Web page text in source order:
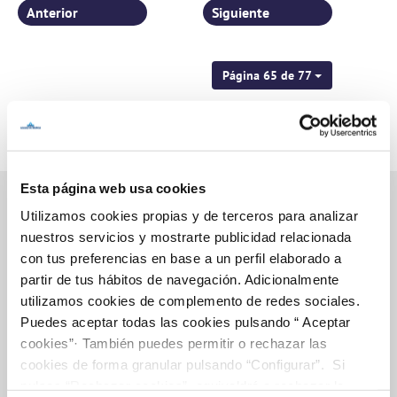
Esta página web usa cookies
Utilizamos cookies propias y de terceros para analizar
nuestros servicios y mostrarte publicidad relacionada
con tus preferencias en base a un perfil elaborado a
partir de tus hábitos de navegación. Adicionalmente
utilizamos cookies de complemento de redes sociales.
Puedes aceptar todas las cookies pulsando “ Aceptar
cookies”· También puedes permitir o rechazar las
cookies de forma granular pulsando “Configurar”. Si
Página 65 de 77
Anterior Siguiente
Inicio
Gestiones Online